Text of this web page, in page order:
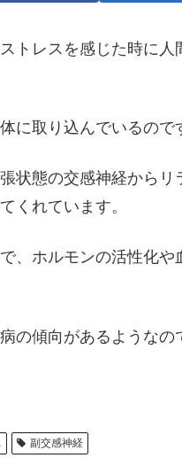
トレスを感じた時に
に取り込んでいるので
状態の交感神経から
くれています。
、ホルモンの活性化
の傾向があるような
副交感神経